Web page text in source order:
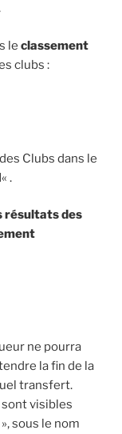
le classement
clubs :
Clubs dans le
« .
résultats des
ne pourra
la fin de la
transfert.
visibles
sous le nom